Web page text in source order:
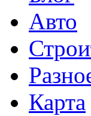
Авто
Карта